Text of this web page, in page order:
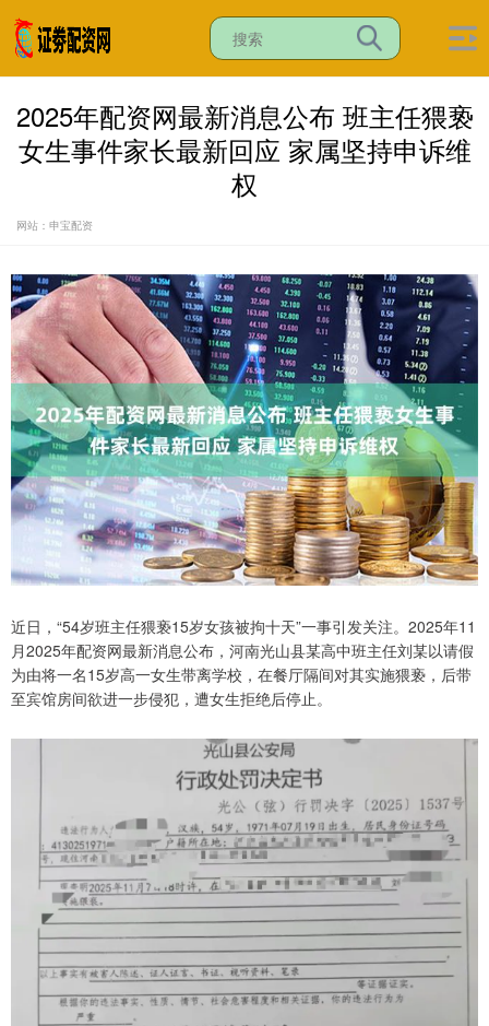
2025年配资网最新消息公布 班主任猥亵
女生事件家长最新回应 家属坚持申诉维
权
网站：申宝配资
近日，“54岁班主任猥亵15岁女孩被拘十天”一事引发关注。2025年11
月2025年配资网最新消息公布，河南光山县某高中班主任刘某以请假
为由将一名15岁高一女生带离学校，在餐厅隔间对其实施猥亵，后带
至宾馆房间欲进一步侵犯，遭女生拒绝后停止。